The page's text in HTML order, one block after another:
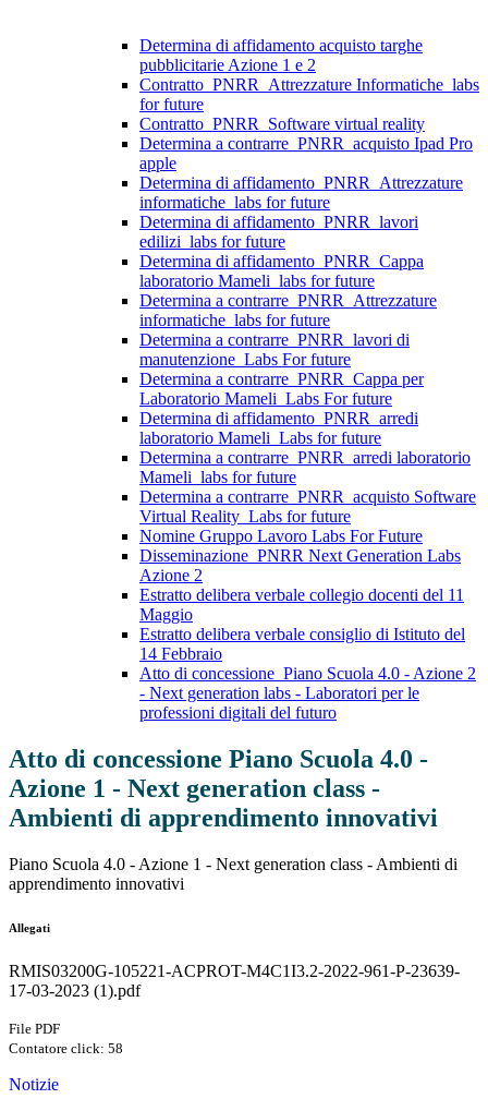
Determina di affidamento acquisto targhe
pubblicitarie Azione 1 e 2
Contratto_PNRR_Attrezzature Informatiche_labs
for future
Contratto_PNRR_Software virtual reality
Determina a contrarre_PNRR_acquisto Ipad Pro
apple
Determina di affidamento_PNRR_Attrezzature
informatiche_labs for future
Determina di affidamento_PNRR_lavori
edilizi_labs for future
Determina di affidamento_PNRR_Cappa
laboratorio Mameli_labs for future
Determina a contrarre_PNRR_Attrezzature
informatiche_labs for future
Determina a contrarre_PNRR_lavori di
manutenzione_Labs For future
Determina a contrarre_PNRR_Cappa per
Laboratorio Mameli_Labs For future
Determina di affidamento_PNRR_arredi
laboratorio Mameli_Labs for future
Determina a contrarre_PNRR_arredi laboratorio
Mameli_labs for future
Determina a contrarre_PNRR_acquisto Software
Virtual Reality_Labs for future
Nomine Gruppo Lavoro Labs For Future
Disseminazione_PNRR Next Generation Labs
Azione 2
Estratto delibera verbale collegio docenti del 11
Maggio
Estratto delibera verbale consiglio di Istituto del
14 Febbraio
Atto di concessione_Piano Scuola 4.0 - Azione 2
- Next generation labs - Laboratori per le
professioni digitali del futuro
Atto di concessione Piano Scuola 4.0 -
Azione 1 - Next generation class -
Ambienti di apprendimento innovativi
Piano Scuola 4.0 - Azione 1 - Next generation class - Ambienti di
apprendimento innovativi
Allegati
RMIS03200G-105221-ACPROT-M4C1I3.2-2022-961-P-23639-
17-03-2023 (1).pdf
File PDF
Contatore click: 58
Notizie